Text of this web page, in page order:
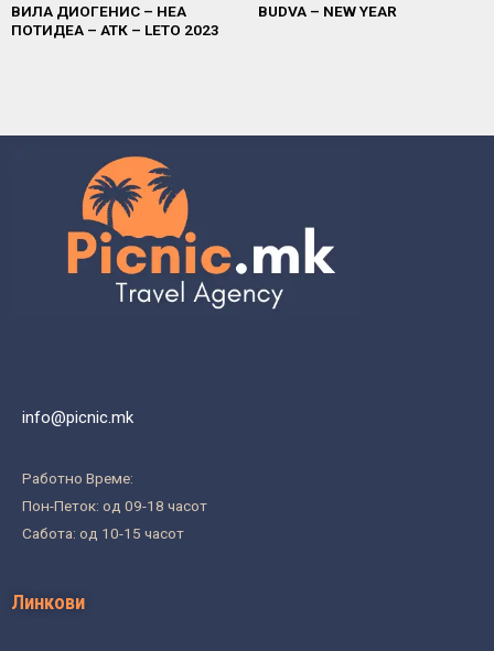
ВИЛА ДИОГЕНИС – НЕА
ПОТИДЕА – АТК – LETO 2023
BUDVA – NEW YEAR
info@picnic.mk
Работно Време:
Пон-Петок: од 09-18 часот
Сабота: од 10-15 часот
Линкови